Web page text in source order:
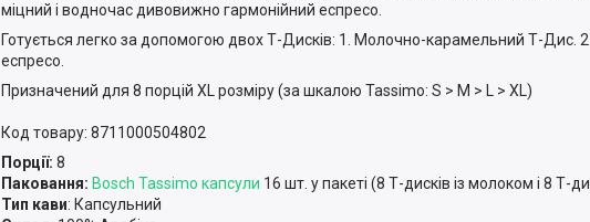
міцний і водночас дивовижно гармонійний еспресо.
Готується легко за допомогою двох Т-Дисків: 1. Молочно-карамельний Т-Дис.
еспресо.
Призначений для 8 порцій XL розміру (за шкалою Tassimo: S > M > L > XL)
Код товару: 8711000504802
Порції: 8
Паковання: Bosch Tassimo капсули 16 шт. у пакеті (8 Т-дисків із молоком і 8 Т-
Тип кави: Капсульний